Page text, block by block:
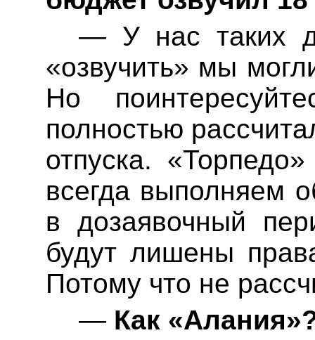
— У нас таких
«озвучить» мы
Но
полностью
отпуска.
всегда выполняем
вдозаявочный
будутлишены
Потому что не
—Как